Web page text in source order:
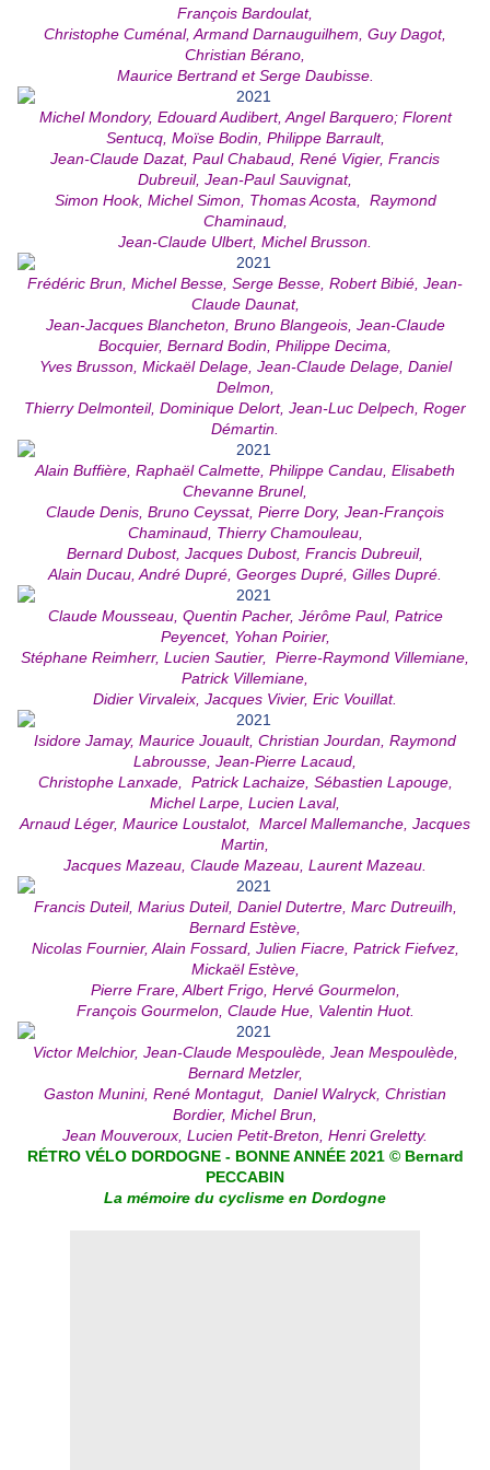
François Bardoulat,
Christophe Cuménal, Armand Darnauguilhem, Guy Dagot,
Christian Bérano,
Maurice Bertrand et Serge Daubisse.
Michel Mondory, Edouard Audibert, Angel Barquero; Florent
Sentucq, Moïse Bodin, Philippe Barrault,
Jean-Claude Dazat, Paul Chabaud, René Vigier, Francis
Dubreuil, Jean-Paul Sauvignat,
Simon Hook, Michel Simon, Thomas Acosta, Raymond
Chaminaud,
Jean-Claude Ulbert, Michel Brusson.
Frédéric Brun, Michel Besse, Serge Besse, Robert Bibié, Jean-
Claude Daunat,
Jean-Jacques Blancheton, Bruno Blangeois, Jean-Claude
Bocquier, Bernard Bodin, Philippe Decima,
Yves Brusson, Mickaël Delage, Jean-Claude Delage, Daniel
Delmon,
Thierry Delmonteil, Dominique Delort, Jean-Luc Delpech, Roger
Démartin.
Alain Buffière, Raphaël Calmette, Philippe Candau, Elisabeth
Chevanne Brunel,
Claude Denis, Bruno Ceyssat, Pierre Dory, Jean-François
Chaminaud, Thierry Chamouleau,
Bernard Dubost, Jacques Dubost, Francis Dubreuil,
Alain Ducau, André Dupré, Georges Dupré, Gilles Dupré.
Claude Mousseau, Quentin Pacher, Jérôme Paul, Patrice
Peyencet, Yohan Poirier,
Stéphane Reimherr, Lucien Sautier, Pierre-Raymond Villemiane,
Patrick Villemiane,
Didier Virvaleix, Jacques Vivier, Eric Vouillat.
Isidore Jamay, Maurice Jouault, Christian Jourdan, Raymond
Labrousse, Jean-Pierre Lacaud,
Christophe Lanxade, Patrick Lachaize, Sébastien Lapouge,
Michel Larpe, Lucien Laval,
Arnaud Léger, Maurice Loustalot, Marcel Mallemanche, Jacques
Martin,
Jacques Mazeau, Claude Mazeau, Laurent Mazeau.
Francis Duteil, Marius Duteil, Daniel Dutertre, Marc Dutreuilh,
Bernard Estève,
Nicolas Fournier, Alain Fossard, Julien Fiacre, Patrick Fiefvez,
Mickaël Estève,
Pierre Frare, Albert Frigo, Hervé Gourmelon,
François Gourmelon, Claude Hue, Valentin Huot.
Victor Melchior, Jean-Claude Mespoulède, Jean Mespoulède,
Bernard Metzler,
Gaston Munini, René Montagut, Daniel Walryck, Christian
Bordier, Michel Brun,
Jean Mouveroux, Lucien Petit-Breton, Henri Greletty.
RÉTRO VÉLO DORDOGNE - BONNE ANNÉE 2021 © Bernard
PECCABIN
La mémoire du cyclisme en Dordogne